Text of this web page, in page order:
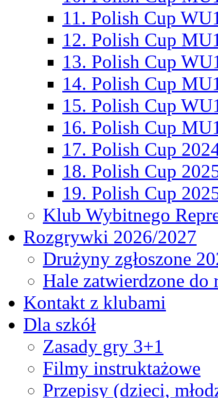
11. Polish Cup
12. Polish Cup
13. Polish Cup
14. Polish Cup
15. Polish Cup
16. Polish Cup
17. Polish Cup
18. Polish Cup
19. Polish Cup
Klub Wybitnego
Rozgrywki 2026/2027
Drużyny zgłoszone
Hale zatwierdzone
Kontakt z klubami
Dla szkół
Zasady gry 3+1
Filmy instruktażowe
Przepisy (dzieci,